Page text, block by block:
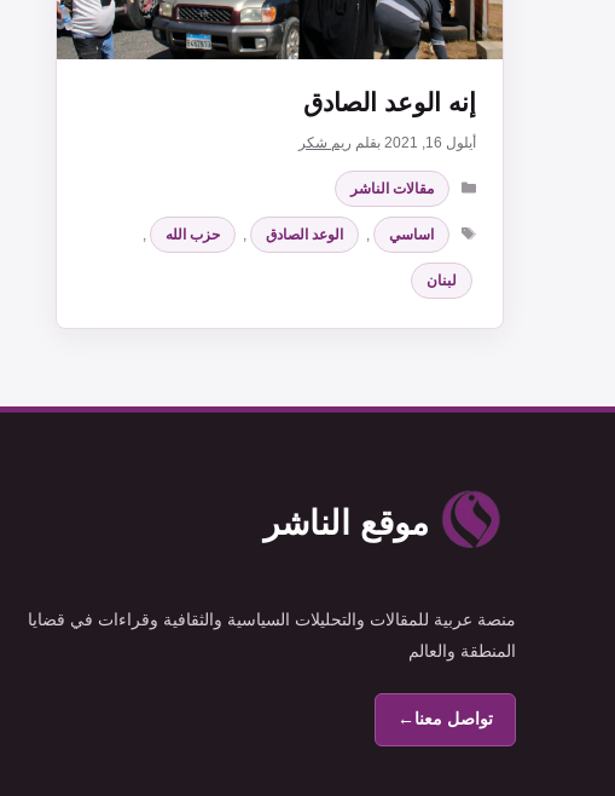
إنه الوعد الصادق
أيلول 16, 2021 بقلم ريم شكر
التصنيفات
مقالات الناشر
الوسوم
اساسي الوعد الصادق حزب الله
لبنان
موقع الناشر
منصة عربية للمقالات والتحليلات السياسية والثقافية وقراءات في قضايا
المنطقة والعالم
تواصل معنا←